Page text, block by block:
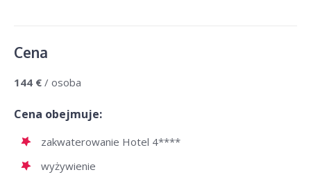
Cena
144 € / osoba
Cena obejmuje:
zakwaterowanie Hotel 4****
wyżywienie